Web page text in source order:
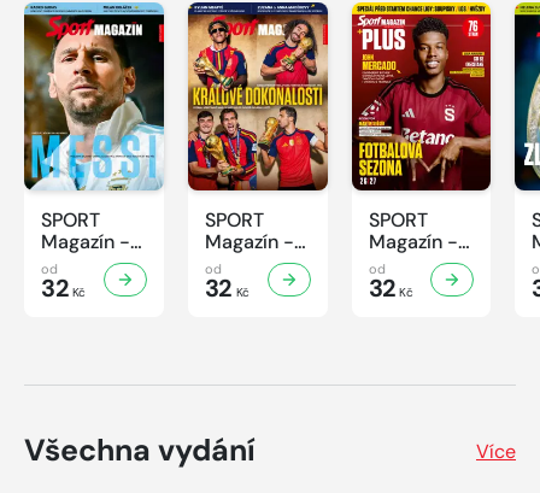
SPORT
Magazín -
32/2026
od
32 Kč
SPORT
Magazín -
31/2026
od
32 Kč
SPORT
Magazín -
30/2026
od
32 Kč
Všechna vydání Více